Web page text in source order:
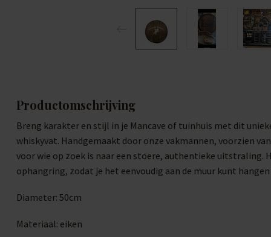
Productomschrijving
Breng karakter en stijl in je Mancave of tuinhuis met dit
whiskyvat. Handgemaakt door onze vakmannen, voorzien
voor wie op zoek is naar een stoere, authentieke uitstraling.
ophangring, zodat je het eenvoudig aan de muur kunt
Diameter: 50cm
Materiaal: eiken